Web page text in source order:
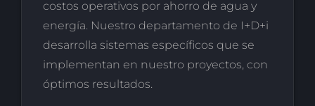
costos operativos por ahorro de agua y
energía. Nuestro departamento de I+D+i
desarrolla sistemas específicos que se
implementan en nuestro proyectos, con
óptimos resultados.